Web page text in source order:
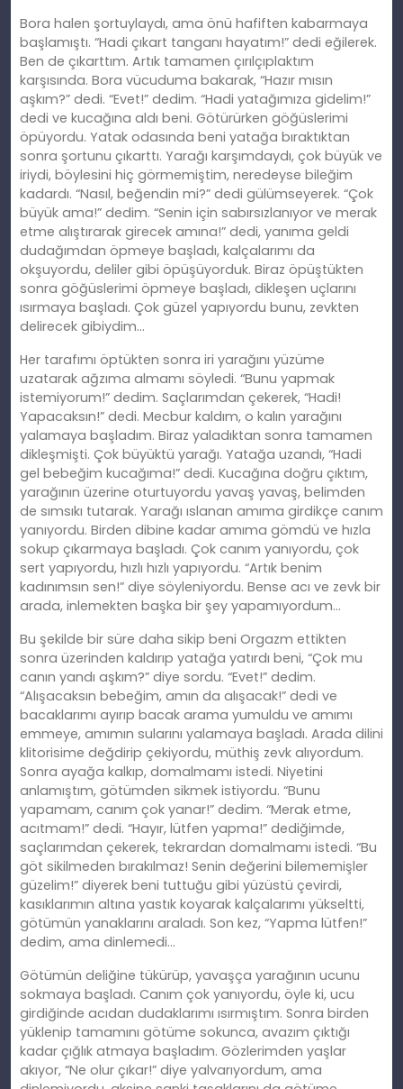
Bora halen şortuylaydı, ama önü hafiften kabarmaya
başlamıştı. “Hadi çıkart tanganı hayatım!” dedi eğilerek.
Ben de çıkarttım. Artık tamamen çırılçıplaktım
karşısında. Bora vücuduma bakarak, “Hazır mısın
aşkım?” dedi. “Evet!” dedim. “Hadi yatağımıza gidelim!”
dedi ve kucağına aldı beni. Götürürken göğüslerimi
öpüyordu. Yatak odasında beni yatağa bıraktıktan
sonra şortunu çıkarttı. Yarağı karşımdaydı, çok büyük ve
iriydi, böylesini hiç görmemiştim, neredeyse bileğim
kadardı. “Nasıl, beğendin mi?” dedi gülümseyerek. “Çok
büyük ama!” dedim. “Senin için sabırsızlanıyor ve merak
etme alıştırarak girecek amına!” dedi, yanıma geldi
dudağımdan öpmeye başladı, kalçalarımı da
okşuyordu, deliler gibi öpüşüyorduk. Biraz öpüştükten
sonra göğüslerimi öpmeye başladı, dikleşen uçlarını
ısırmaya başladı. Çok güzel yapıyordu bunu, zevkten
delirecek gibiydim…
Her tarafımı öptükten sonra iri yarağını yüzüme
uzatarak ağzıma almamı söyledi. “Bunu yapmak
istemiyorum!” dedim. Saçlarımdan çekerek, “Hadi!
Yapacaksın!” dedi. Mecbur kaldım, o kalın yarağını
yalamaya başladım. Biraz yaladıktan sonra tamamen
dikleşmişti. Çok büyüktü yarağı. Yatağa uzandı, “Hadi
gel bebeğim kucağıma!” dedi. Kucağına doğru çıktım,
yarağının üzerine oturtuyordu yavaş yavaş, belimden
de sımsıkı tutarak. Yarağı ıslanan amıma girdikçe canım
yanıyordu. Birden dibine kadar amıma gömdü ve hızla
sokup çıkarmaya başladı. Çok canım yanıyordu, çok
sert yapıyordu, hızlı hızlı yapıyordu. “Artık benim
kadınımsın sen!” diye söyleniyordu. Bense acı ve zevk bir
arada, inlemekten başka bir şey yapamıyordum…
Bu şekilde bir süre daha sikip beni Orgazm ettikten
sonra üzerinden kaldırıp yatağa yatırdı beni, “Çok mu
canın yandı aşkım?” diye sordu. “Evet!” dedim.
“Alışacaksın bebeğim, amın da alışacak!” dedi ve
bacaklarımı ayırıp bacak arama yumuldu ve amımı
emmeye, amımın sularını yalamaya başladı. Arada dilini
klitorisime değdirip çekiyordu, müthiş zevk alıyordum.
Sonra ayağa kalkıp, domalmamı istedi. Niyetini
anlamıştım, götümden sikmek istiyordu. “Bunu
yapamam, canım çok yanar!” dedim. “Merak etme,
acıtmam!” dedi. “Hayır, lütfen yapma!” dediğimde,
saçlarımdan çekerek, tekrardan domalmamı istedi. “Bu
göt sikilmeden bırakılmaz! Senin değerini bilememişler
güzelim!” diyerek beni tuttuğu gibi yüzüstü çevirdi,
kasıklarımın altına yastık koyarak kalçalarımı yükseltti,
götümün yanaklarını araladı. Son kez, “Yapma lütfen!”
dedim, ama dinlemedi…
Götümün deliğine tükürüp, yavaşça yarağının ucunu
sokmaya başladı. Canım çok yanıyordu, öyle ki, ucu
girdiğinde acıdan dudaklarımı ısırmıştım. Sonra birden
yüklenip tamamını götüme sokunca, avazım çıktığı
kadar çığlık atmaya başladım. Gözlerimden yaşlar
akıyor, “Ne olur çıkar!” diye yalvarıyordum, ama